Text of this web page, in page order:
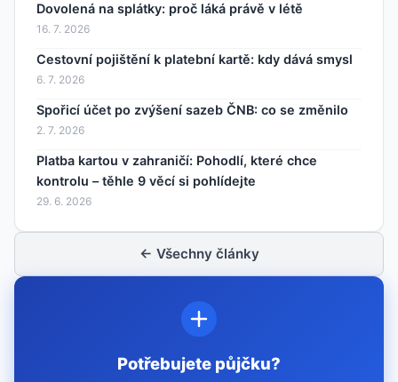
Dovolená na splátky: proč láká právě v létě
16. 7. 2026
Cestovní pojištění k platební kartě: kdy dává smysl
6. 7. 2026
Spořicí účet po zvýšení sazeb ČNB: co se změnilo
2. 7. 2026
Platba kartou v zahraničí: Pohodlí, které chce
kontrolu – těhle 9 věcí si pohlídejte
29. 6. 2026
← Všechny články
Potřebujete půjčku?